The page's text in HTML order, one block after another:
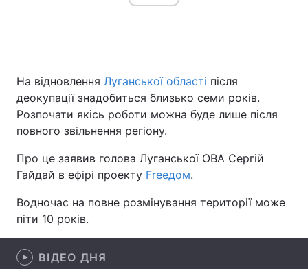
Головна Війна
Україна Політика
Спорт Наука
Техно і зв'язок Лайт
Здоров'я
На відновлення Луганської області після
деокупації знадобиться близько семи років.
Розпочати якісь роботи можна буде лише після
повного звільнення регіону.
Про це заявив голова Луганської ОВА Сергій
Гайдай в ефірі проекту Freeдом.
Водночас на повне розмінування території може
піти 10 років.
ВІДЕО ДНЯ